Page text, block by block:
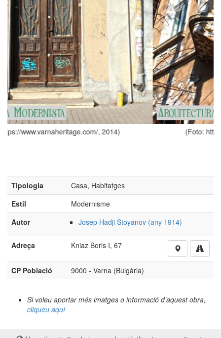
(Foto: https://www.varnaheritage.com/, 2014)
Tipologia
Casa, Habitatges
Estil
Modernisme
Autor
Josep Hadji Stoyanov (any 1914)
Adreça Kniaz Boris I, 67
CP Població 9000 - Varna (Bulgària)
Si voleu aportar més imatges o informació d’aquest obra,
cliqueu aquí